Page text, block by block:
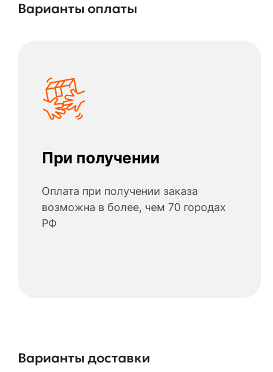
Варианты оплаты
При получении
Оплата при получении заказа
возможна в более, чем 70 городах
РФ
Варианты доставки